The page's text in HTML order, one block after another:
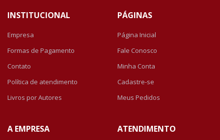
INSTITUCIONAL
Empresa
Formas de Pagamento
Contato
Política de atendimento
Livros por Autores
PÁGINAS
Página Inicial
Fale Conosco
Minha Conta
Cadastre-se
Meus Pedidos
A EMPRESA ATENDIMENTO